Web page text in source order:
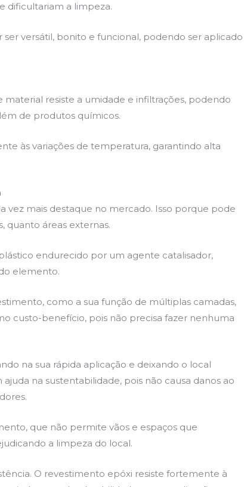
dificultariam a limpeza.
ser versátil, bonito e funcional, podendo ser aplicado
material resiste a umidade e infiltrações, podendo
de produtos químicos.
às variações de temperatura, garantindo alta
vez mais destaque no mercado. Isso porque pode
quanto áreas externas.
endurecido por um agente catalisador,
elemento.
como a sua função de múltiplas camadas,
custo-benefício, pois não precisa fazer nenhuma
na sua rápida aplicação e deixando o local
na sustentabilidade, pois não causa danos ao
que não permite vãos e espaços que
a limpeza do local.
O revestimento epóxi resiste fortemente à